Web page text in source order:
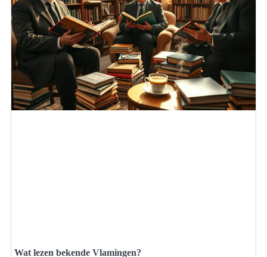
Wat lezen bekende Vlamingen?